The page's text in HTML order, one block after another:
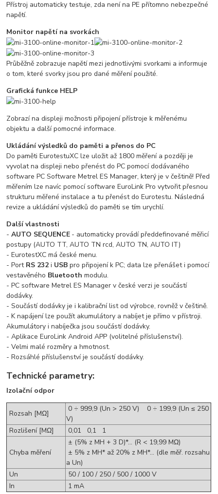
Přístroj automaticky testuje, zda není na PE přítomno nebezpečné
napětí.
Monitor napětí na svorkách
Průběžně zobrazuje napětí mezi jednotlivými svorkami a informuje
o tom, které svorky jsou pro dané měření použité.
Grafická funkce HELP
Zobrazí na displeji možnosti připojení přístroje k měřenému
objektu a další pomocné informace.
Ukládání výsledků do paměti a přenos do PC
Do paměti EurotestuXC lze uložit až 1800 měření a později je
vyvolat na displeji nebo přenést do PC pomocí dodávaného
software PC Software Metrel ES Manager, který je v češtině! Před
měřením lze navíc pomocí software EuroLink Pro vytvořit přesnou
strukturu měřené instalace a tu přenést do Eurotestu. Následná
revize a ukládání výsledků do paměti se tím urychlí.
Další vlastnosti
-AUTO SEQUENCE - automaticky provádí předdefinované měřicí
postupy (AUTO TT, AUTO TN rcd, AUTO TN, AUTO IT)
- EurotestXC má české menu.
- Port RS 232 i USB pro připojení k PC; data lze přenášet i pomocí
vestavěného Bluetooth modulu.
- PC software Metrel ES Manager v české verzi je součástí
dodávky.
- Součástí dodávky je i kalibrační list od výrobce, rovněž v češtině.
- K napájení lze použít akumulátory a nabíjet je přímo v přístroji.
Akumulátory i nabíječka jsou součástí dodávky.
- Aplikace EuroLink Android APP (volitelné příslušenství).
- Velmi malé rozměry a hmotnost.
- Rozsáhlé příslušenství je součástí dodávky.
Technické parametry:
Izolační odpor
Rozsah [MΩ]
0 ÷ 999,9 (Un > 250 V) 0 ÷ 199,9 (Un ≤ 250
V)
Rozlišení [MΩ]
0,01 0,1 1
Chyba měření
± (5% z MH + 3 D)*... (R < 19,99 MΩ)
± 5% z MH* až 20% z MH*... (dle měř. rozsahu
a Un)
Un
50 / 100 / 250 / 500 / 1000 V
In
1 mA